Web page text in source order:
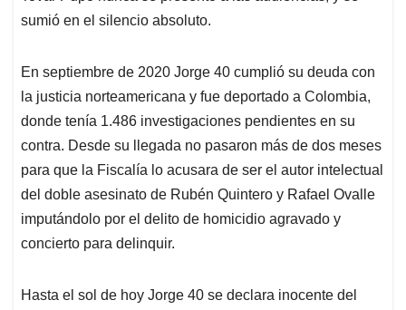
sumió en el silencio absoluto.
En septiembre de 2020 Jorge 40 cumplió su deuda con
la justicia norteamericana y fue deportado a Colombia,
donde tenía 1.486 investigaciones pendientes en su
contra. Desde su llegada no pasaron más de dos meses
para que la Fiscalía lo acusara de ser el autor intelectual
del doble asesinato de Rubén Quintero y Rafael Ovalle
imputándolo por el delito de homicidio agravado y
concierto para delinquir.
Hasta el sol de hoy Jorge 40 se declara inocente del